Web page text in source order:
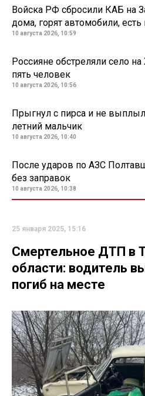
Войска РФ сбросили КАБ на
дома, горят автомобили,
10 августа 2026, 10:59
Россияне обстреляли село
пять человек
10 августа 2026, 10:56
Прыгнул с пирса и не
летний мальчик
10 августа 2026, 10:40
После ударов по АЗС
без заправок
10 августа 2026, 10:38
25 января 2025, 15:16
Смертельное ДТП в
области: водитель
погиб на месте